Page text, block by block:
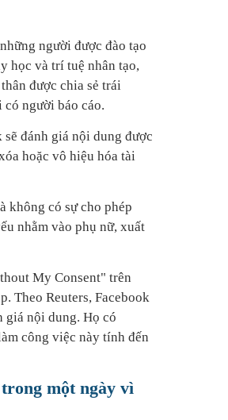
người được đào tạo
học và trí tuệ nhân tạo,
được chia sẻ trái
người báo cáo.
đánh giá nội dung được
hoặc vô hiệu hóa tài
không có sự cho phép
nhằm vào phụ nữ, xuất
My Consent" trên
Theo Reuters, Facebook
giá nội dung. Họ có
công việc này tính đến
một ngày vì